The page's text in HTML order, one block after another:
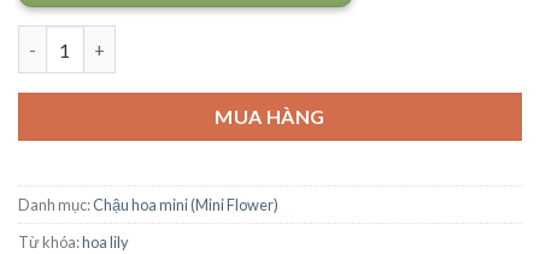
MUA HÀNG
Danh mục:Chậu hoa mini (Mini Flower)
Từ khóa:hoa lily